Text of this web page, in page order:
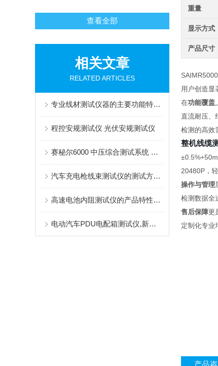
查看全部
相关文章
RELATED ARTICLES
专业线材测试仪器的主要功能特点介绍
程控安规测试仪 光伏安规测试仪
赛秘尔6000 中压综合测试系统 破解线束电气检测行业痛点
汽车充电枪线束测试仪的测试方式和测试要求
高速电池内阻测试仪的产品特性及应用
电动汽车PDU电配箱测试仪,新能源PDU控制盒测试仪
重量
显示方式
产品尺寸
SAIMR5000
用户创造显
在功能覆盖
直流耐压、
检测的高效
整机线缆
20480P，
操作与管理
检测数据全
售后保障更
定制化专业
产品